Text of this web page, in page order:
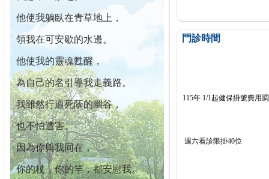
他使我躺臥在青草地上，
領我在可安歇的水邊。
他使我的靈魂甦醒，
為自己的名引導我走義路。
我雖然行過死蔭的幽谷，
也不怕遭害。
因為你與我同在，
你的杖，你的竿，都安慰我。
門診時間
115年 1/1起健保掛號費用
週六看診限掛40位